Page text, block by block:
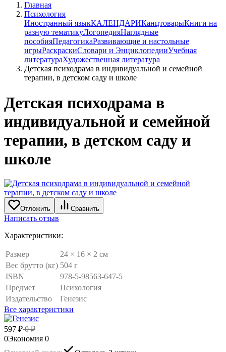
Главная
Психология
Иностранный языкКАЛЕНДАРИКанцтоварыКниги на
разную тематикуЛогопедияНаглядные
пособияПедагогикаРазвивающие и настольные
игрыРаскраскиСловари и ЭнциклопедииУчебная
литератураХудожественная литература
Детская психодрама в индивидуальной и семейной
терапии, в детском саду и школе
Детская психодрама в
индивидуальной и семейной
терапии, в детском саду и
школе
Отложить Сравнить
Написать отзыв
Характеристики:
Размер
24 × 16 × 2 см
Вес брутто (кг) 504 г
ISBN
978-5-98563-647-5
Предмет
Психология
Издательство
Генезис
Все характеристики
597 ₽0₽
0Экономия 0